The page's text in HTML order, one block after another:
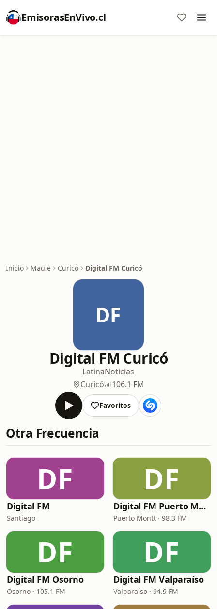
EmisorasEnVivo.cl
Inicio Maule Curicó Digital FM Curicó
DF
Digital FM Curicó
LatinaNoticias
Curicó
106.1 FM
Favoritos
Otra Frecuencia
DF
Digital FM
Santiago
DF
Digital FM Puerto Montt
Puerto Montt · 98.3 FM
DF
Digital FM Osorno
Osorno · 105.1 FM
DF
Digital FM Valparaíso
Valparaíso · 94.9 FM